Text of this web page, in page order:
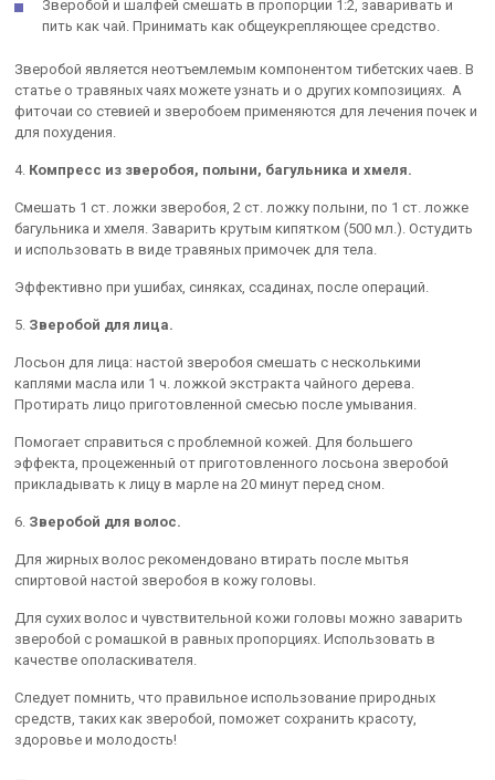
Зверобой и шалфей смешать в пропорции 1:2, заваривать и
пить как чай. Принимать как общеукрепляющее средство.
Зверобой является неотъемлемым компонентом тибетских чаев. В
статье о травяных чаях можете узнать и о других композициях. А
фиточаи со стевией и зверобоем применяются для лечения почек и
для похудения.
4. Компресс из зверобоя, полыни, багульника и хмеля.
Смешать 1 ст. ложки зверобоя, 2 ст. ложку полыни, по 1 ст. ложке
багульника и хмеля. Заварить крутым кипятком (500 мл.). Остудить
и использовать в виде травяных примочек для тела.
Эффективно при ушибах, синяках, ссадинах, после операций.
5. Зверобой для лица.
Лосьон для лица: настой зверобоя смешать с несколькими
каплями масла или 1 ч. ложкой экстракта чайного дерева.
Протирать лицо приготовленной смесью после умывания.
Помогает справиться с проблемной кожей. Для большего
эффекта, процеженный от приготовленного лосьона зверобой
прикладывать к лицу в марле на 20 минут перед сном.
6. Зверобой для волос.
Для жирных волос рекомендовано втирать после мытья
спиртовой настой зверобоя в кожу головы.
Для сухих волос и чувствительной кожи головы можно заварить
зверобой с ромашкой в равных пропорциях. Использовать в
качестве ополаскивателя.
Следует помнить, что правильное использование природных
средств, таких как зверобой, поможет сохранить красоту,
здоровье и молодость!